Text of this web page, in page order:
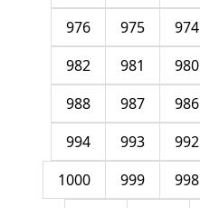
974
975
976
980
981
982
986
987
988
992
993
994
998
999
1000